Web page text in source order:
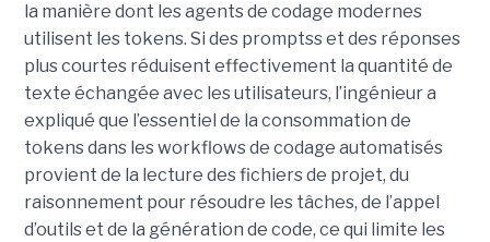
la manière dont les agents de codage modernes
utilisent les tokens. Si des promptss et des réponses
plus courtes réduisent effectivement la quantité de
texte échangée avec les utilisateurs, l’ingénieur a
expliqué que l’essentiel de la consommation de
tokens dans les workflows de codage automatisés
provient de la lecture des fichiers de projet, du
raisonnement pour résoudre les tâches, de l’appel
d’outils et de la génération de code, ce qui limite les